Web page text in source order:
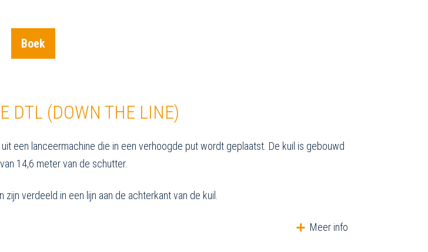
Boek
DTL (DOWN THE LINE)
een lanceermachine die in een verhoogde put wordt geplaatst. De kuil is gebouwd
14,6 meter van de schutter.
zijn verdeeld in een lijn aan de achterkant van de kuil.
Meer info